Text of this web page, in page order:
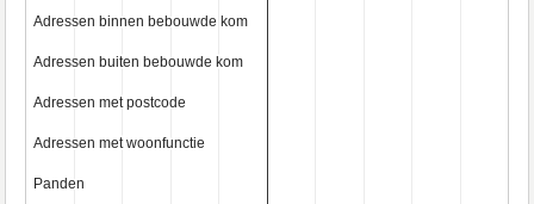
Adressen binnen bebouwde kom
Adressen binnen bebouwde kom
Adressen buiten bebouwde kom
Adressen buiten bebouwde kom
Adressen met postcode
Adressen met postcode
Adressen met woonfunctie
Adressen met woonfunctie
Panden
Panden